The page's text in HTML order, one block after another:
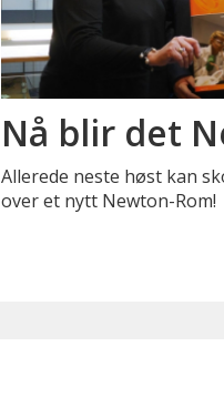
Nå blir det
Allerede neste høst kan
over et nytt Newton-Rom!